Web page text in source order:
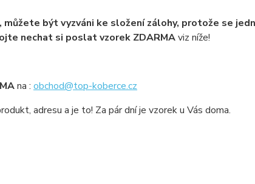
můžete být vyzváni ke složení zálohy, protože se
nechat si poslat vzorek ZDARMAviz níže!
na : obchod@top-koberce.cz
adresu a je to! Za pár dní je vzorek u Vás doma.